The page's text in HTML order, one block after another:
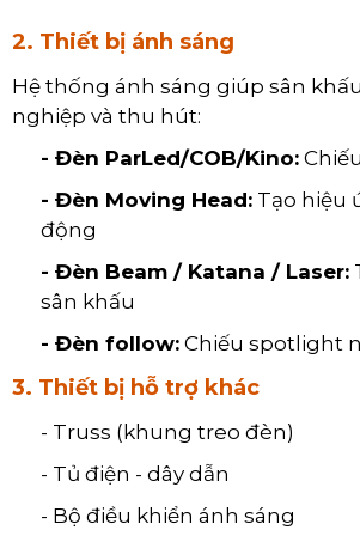
2. Thiết bị ánh sáng
Hệ thống ánh sáng giúp sân
nghiệp và thu hút:
- Đèn ParLed/COB/Kino:
- Đèn Moving Head: Tạo hiệu
động
- Đèn Beam / Katana / Laser:
sân khấu
- Đèn follow: Chiếu spotlight
3. Thiết bị hỗ trợ khác
- Truss (khung treo đèn)
- Tủ điện - dây dẫn
- Bộ điều khiển ánh sáng